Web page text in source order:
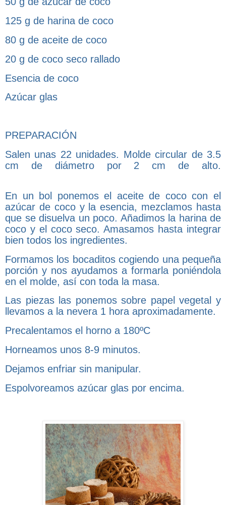
125 g de harina de coco
80 g de aceite de coco
20 g de coco seco rallado
Esencia de coco
Azúcar glas
PREPARACIÓN
Salen unas 22 unidades. Molde circular de 3.5
cm de diámetro por 2 cm de alto.
En un bol ponemos el aceite de coco con el
azúcar de coco y la esencia, mezclamos hasta
que se disuelva un poco. Añadimos la harina de
coco y el coco seco. Amasamos hasta integrar
bien todos los ingredientes.
Formamos los bocaditos cogiendo una pequeña
porción y nos ayudamos a formarla poniéndola
en el molde, así con toda la masa.
Las piezas las ponemos sobre papel vegetal y
llevamos a la nevera 1 hora aproximadamente.
Precalentamos el horno a 180ºC
Horneamos unos 8-9 minutos.
Dejamos enfriar sin manipular.
Espolvoreamos azúcar glas por encima.